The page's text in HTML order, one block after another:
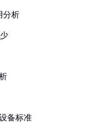
分析
备标准